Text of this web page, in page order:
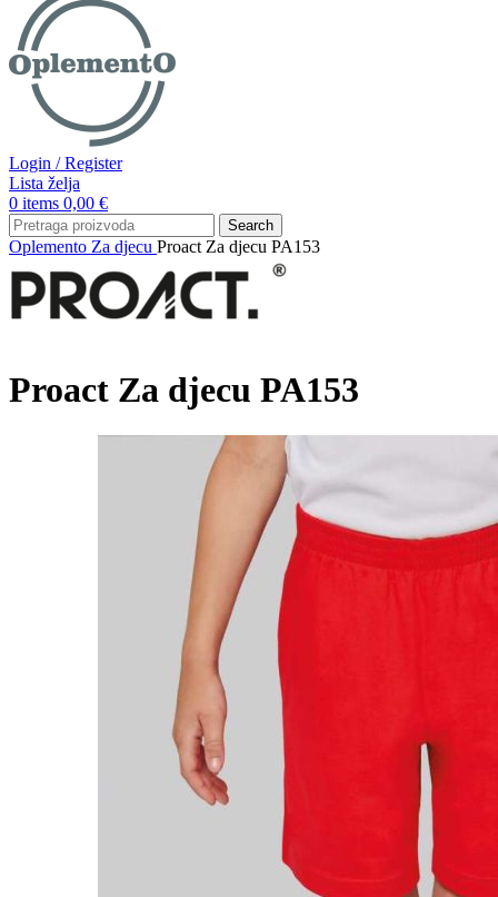
Login / Register
Lista želja
0 items 0,00 €
Search
Oplemento Za djecu Proact Za djecu PA153
Proact Za djecu PA153